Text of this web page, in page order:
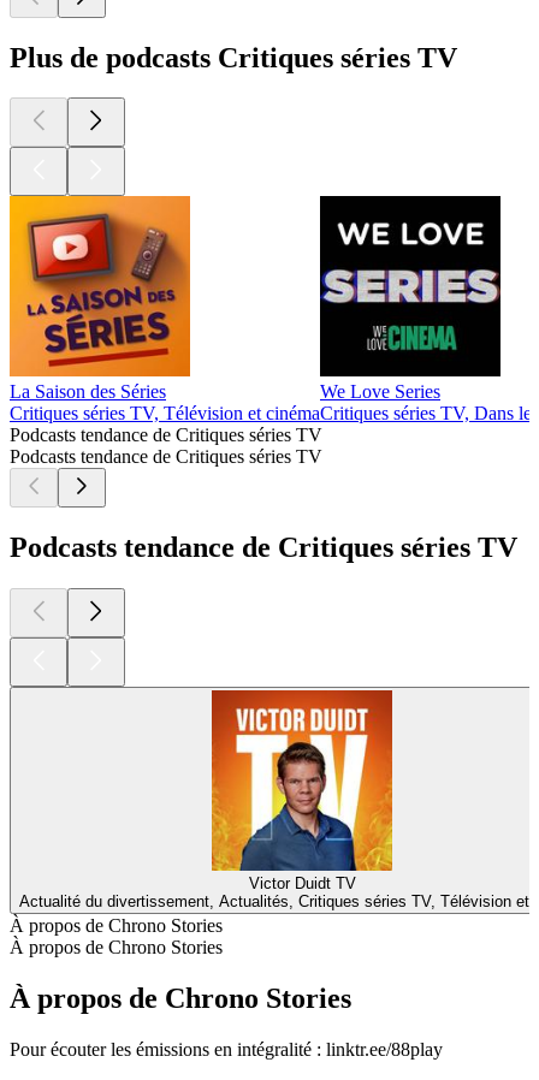
Plus de podcasts Critiques séries TV
La Saison des Séries
Critiques séries TV, Télévision et cinéma
We Love Series
Critiques séries TV, Dans
Podcasts tendance de Critiques séries TV
Podcasts tendance de Critiques séries TV
Podcasts tendance de Critiques séries TV
Victor Duidt TV
Actualité du divertissement, Actualités, Critiques séries TV, Télévision et
À propos de Chrono Stories
À propos de Chrono Stories
À propos de Chrono Stories
Pour écouter les émissions en intégralité : linktr.ee/88play